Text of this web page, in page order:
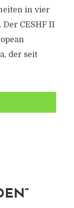
in vier
CESHF II
der seit